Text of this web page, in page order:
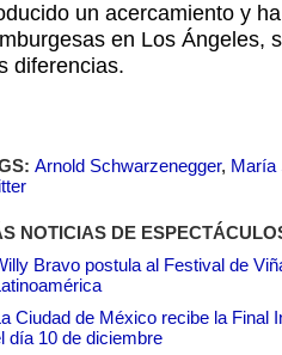
un acercamiento y
en Los Ángeles,
diferencias.
Arnold Schwarzenegger, María
NOTICIAS DE
Bravo postula al Festival de
Ciudad de México recibe la Final
día 10 de diciembre